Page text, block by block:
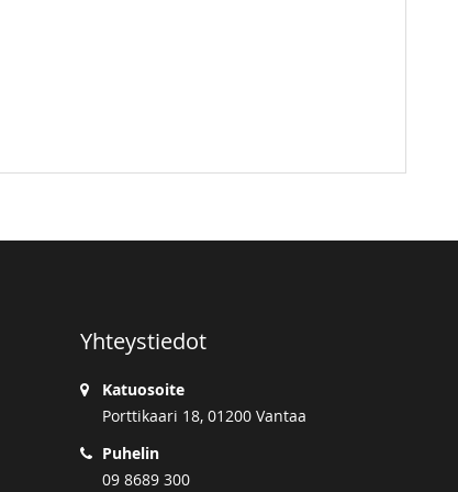
Yhteystiedot
Katuosoite
Porttikaari 18, 01200 Vantaa
Puhelin
09 8689 300